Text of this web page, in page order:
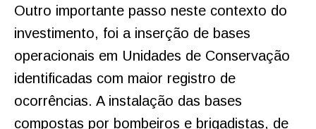
Outro importante passo neste contexto do
investimento, foi a inserção de bases
operacionais em Unidades de Conservação
identificadas com maior registro de
ocorrências. A instalação das bases
compostas por bombeiros e brigadistas, de